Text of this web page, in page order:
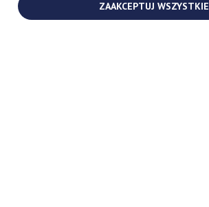
FIRMA
ZAAKCEPTUJ WSZYSTKIE